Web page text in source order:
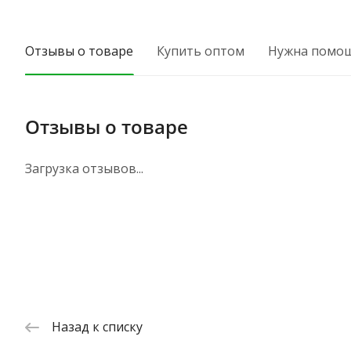
Отзывы о товаре Купить оптом Нужна
Отзывы о товаре
Загрузка отзывов...
Назад к списку